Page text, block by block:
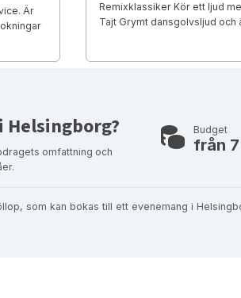
Är
Remixklassiker Kör ett ljud
Tajt Grymt dansgolvsljud och
omfattning och
Budget
från
som kan bokas till ett evenemang i